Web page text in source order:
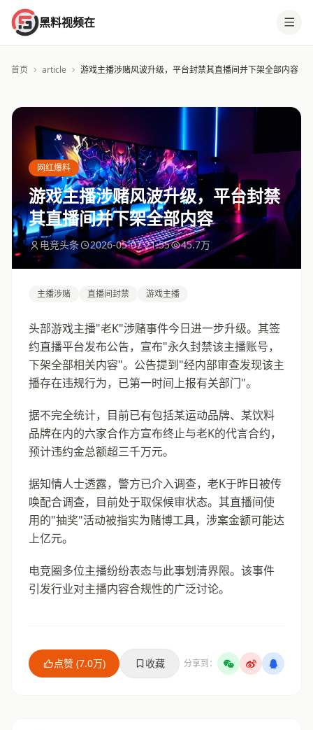
黑料视频在
首页 article 游戏主播涉赌风波升级，平台封禁其直播间并下架全部内容
网红爆料
游戏主播涉赌风波升级，平台封禁
其直播间并下架全部内容
电竞头条 2026-05-07 21:55 45.7万
主播涉赌 直播间封禁 游戏主播
头部游戏主播"老K"涉赌事件今日进一步升级。其签
约直播平台发布公告，宣布"永久封禁该主播账号，
下架全部相关内容"。公告提到"经内部审查发现该主
播存在违规行为，已第一时间上报有关部门"。
据不完全统计，目前已有包括某运动品牌、某饮料
品牌在内的六家合作方宣布终止与老K的代言合约，
预计违约金总额超三千万元。
据知情人士透露，警方已介入调查，老K于昨日被传
唤配合调查，目前处于取保候审状态。其直播间使
用的"抽奖"活动被指实为赌博工具，涉案金额可能达
上亿元。
电竞圈多位主播纷纷表态与此事划清界限。该事件
引发行业对主播内容合规性的广泛讨论。
点赞 (7.0万) 收藏 分享到：